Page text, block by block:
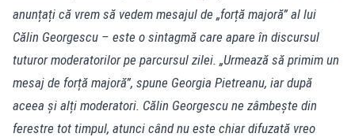
anunțați că vrem să vedem mesajul de „forță majoră” al lui
Călin Georgescu – este o sintagmă care apare în discursul
tuturor moderatorilor pe parcursul zilei. „Urmează să primim un
mesaj de forță majoră”, spune Georgia Pietreanu, iar după
aceea și alți moderatori. Călin Georgescu ne zâmbește din
ferestre tot timpul, atunci când nu este chiar difuzată vreo